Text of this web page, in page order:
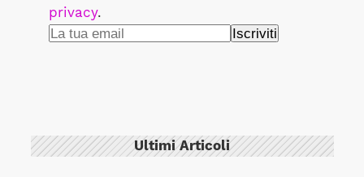
privacy.
Ultimi Articoli